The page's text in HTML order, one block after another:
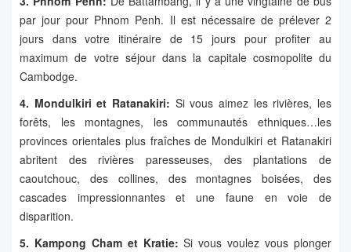
par jour pour Phnom Penh. Il est nécessaire de prélever 2
jours dans votre itinéraire de 15 jours pour profiter au
maximum de votre séjour dans la capitale cosmopolite du
Cambodge.
4. Mondulkiri et Ratanakiri: Si vous aimez les rivières, les
forêts, les montagnes, les communautés ethniques…les
provinces orientales plus fraîches de Mondulkiri et Ratanakiri
abritent des rivières paresseuses, des plantations de
caoutchouc, des collines, des montagnes boisées, des
cascades impressionnantes et une faune en voie de
disparition.
5. Kampong Cham et Kratie:Si vous voulez vous plonger